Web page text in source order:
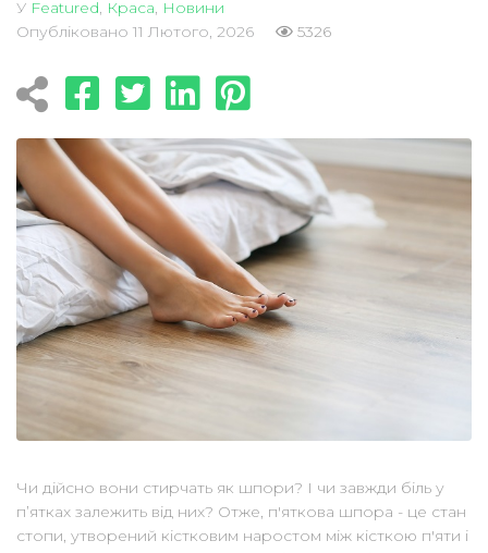
У Featured, Краса, Новини
Опубліковано 11 Лютого, 2026 5326
Чи дійсно вони стирчать як шпори? І чи завжди біль у
п’ятках залежить від них? Отже, п'яткова шпора - це стан
стопи, утворений кістковим наростом між кісткою п'яти і